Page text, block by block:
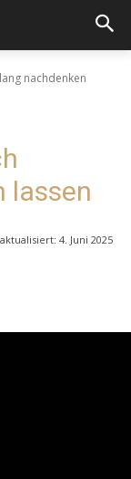
nachdenken
lassen
4. Juni 2025